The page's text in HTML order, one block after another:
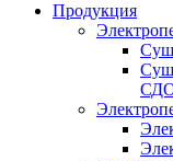
Продукция